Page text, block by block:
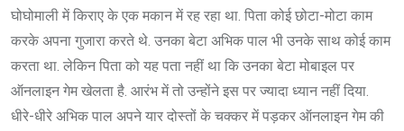
घोघोमाली में किराए के एक मकान में रह रहा था. पिता कोई छोटा-मोटा काम
करके अपना गुजारा करते थे. उनका बेटा अभिक पाल भी उनके साथ कोई काम
करता था. लेकिन पिता को यह पता नहीं था कि उनका बेटा मोबाइल पर
ऑनलाइन गेम खेलता है. आरंभ में तो उन्होंने इस पर ज्यादा ध्यान नहीं दिया.
धीरे-धीरे अभिक पाल अपने यार दोस्तों के चक्कर में पड़कर ऑनलाइन गेम की